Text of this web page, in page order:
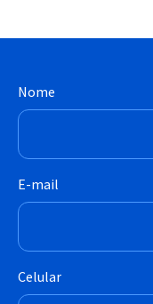
Nome
E-mail
Celular